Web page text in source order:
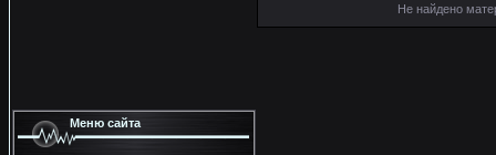
Меню сайта
Не найдено